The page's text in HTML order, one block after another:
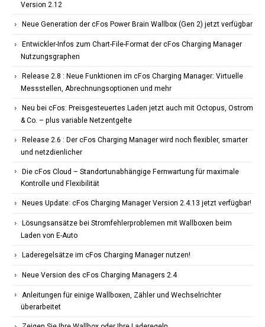
Version 2.12
Neue Generation der cFos Power Brain Wallbox (Gen 2) jetzt verfügbar
Entwickler-Infos zum Chart-File-Format der cFos Charging Manager
Nutzungsgraphen
Release 2.8 : Neue Funktionen im cFos Charging Manager: Virtuelle
Messstellen, Abrechnungsoptionen und mehr
Neu bei cFos: Preisgesteuertes Laden jetzt auch mit Octopus, Ostrom
& Co. – plus variable Netzentgelte
Release 2.6 : Der cFos Charging Manager wird noch flexibler, smarter
und netzdienlicher
Die cFos Cloud – Standortunabhängige Fernwartung für maximale
Kontrolle und Flexibilität
Neues Update: cFos Charging Manager Version 2.4.13 jetzt verfügbar!
Lösungsansätze bei Stromfehlerproblemen mit Wallboxen beim
Laden von E-Auto
Laderegelsätze im cFos Charging Manager nutzen!
Neue Version des cFos Charging Managers 2.4
Anleitungen für einige Wallboxen, Zähler und Wechselrichter
überarbeitet